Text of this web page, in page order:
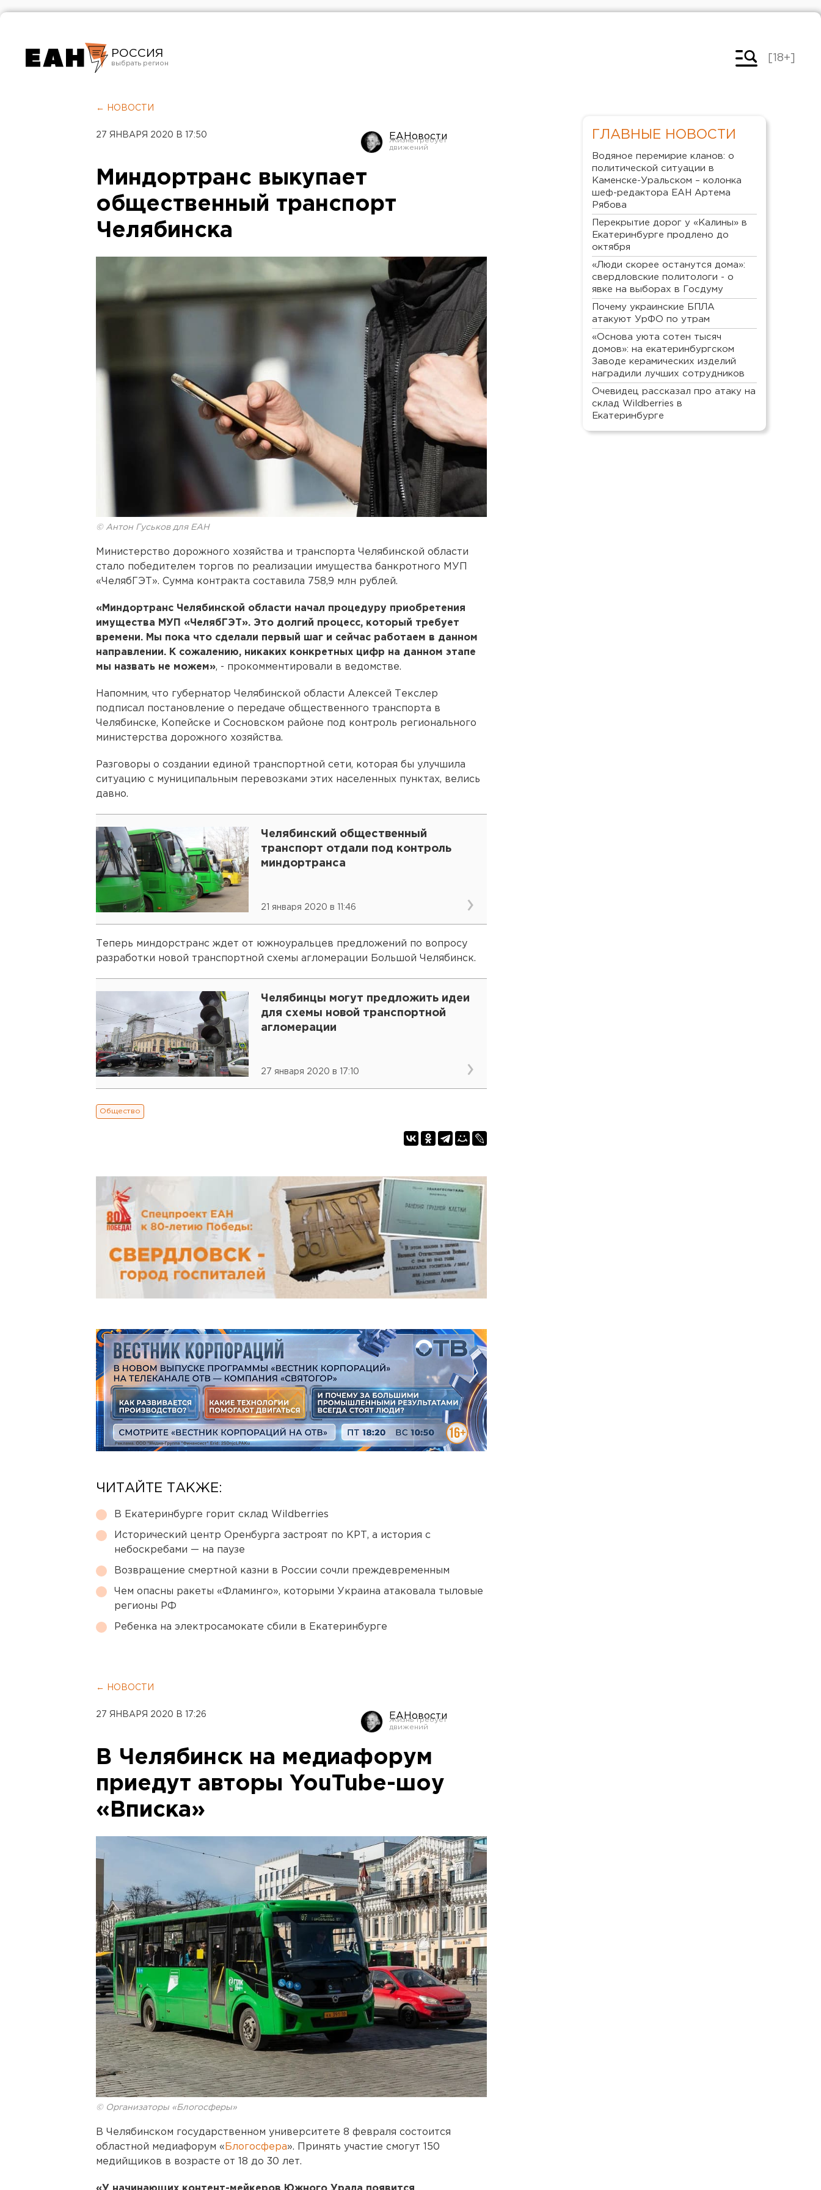
РОССИЯ
Челябинск
[18+]
← НОВОСТИ
27 ЯНВАРЯ 2020 В 17:50 ЕАНовости
Миндортранс выкупает
общественный транспорт
Челябинска
© Антон Гуськов для ЕАН
Министерство дорожного хозяйства и транспорта Челябинской области
стало победителем торгов по реализации имущества банкротного МУП
«ЧелябГЭТ». Сумма контракта составила 758,9 млн рублей.
«Миндортранс Челябинской области начал процедуру приобретения
имущества МУП «ЧелябГЭТ». Это долгий процесс, который требует
времени. Мы пока что сделали первый шаг и сейчас работаем в данном
направлении. К сожалению, никаких конкретных цифр на данном этапе
мы назвать не можем», - прокомментировали в ведомстве.
Напомним, что губернатор Челябинской области Алексей Текслер
подписал постановление о передаче общественного транспорта в
Челябинске, Копейске и Сосновском районе под контроль регионального
министерства дорожного хозяйства.
Разговоры о создании единой транспортной сети, которая бы улучшила
ситуацию с муниципальным перевозками этих населенных пунктах, велись
давно.
Челябинский общественный
транспорт отдали под контроль
миндортранса
21 января 2020 в 11:46
Теперь миндорстранс ждет от южноуральцев предложений по вопросу
разработки новой транспортной схемы агломерации Большой Челябинск.
Челябинцы могут предложить идеи
для схемы новой транспортной
агломерации
27 января 2020 в 17:10
Общество
ЧИТАЙТЕ ТАКЖЕ:
В Екатеринбурге горит склад Wildberries
Исторический центр Оренбурга застроят по КРТ, а история с
небоскребами — на паузе
Возвращение смертной казни в России сочли преждевременным
Чем опасны ракеты «Фламинго», которыми Украина атаковала тыловые
регионы РФ
Ребенка на электросамокате сбили в Екатеринбурге
← НОВОСТИ
27 ЯНВАРЯ 2020 В 17:26 ЕАНовости
В Челябинск на медиафорум
приедут авторы YouTube-шоу
«Вписка»
© Организаторы «Блогосферы»
В Челябинском государственном университете 8 февраля состоится
областной медиафорум « Блогосфера». Принять участие смогут 150
медийщиков в возрасте от 18 до 30 лет.
ГЛАВНЫЕ НОВОСТИ
Водяное перемирие кланов: о
политической ситуации в
Каменске-Уральском – колонка
шеф-редактора ЕАН Артема
Рябова
Перекрытие дорог у «Калины» в
Екатеринбурге продлено до
октября
«Люди скорее останутся дома»:
свердловские политологи - о
явке на выборах в Госдуму
Почему украинские БПЛА
атакуют УрФО по утрам
«Основа уюта сотен тысяч
домов»: на екатеринбургском
Заводе керамических изделий
наградили лучших сотрудников
Очевидец рассказал про атаку на
склад Wildberries в
Екатеринбурге